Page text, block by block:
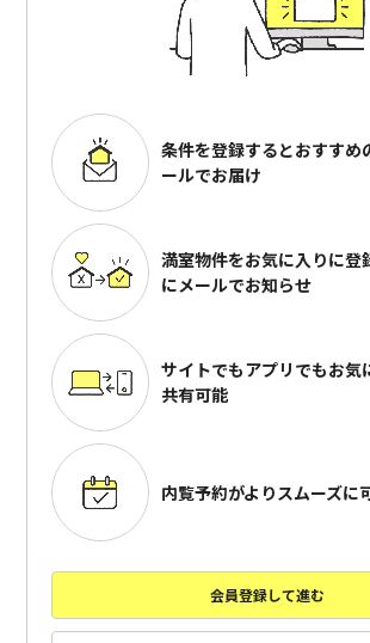
条件を登録するとおすすめ
ールでお届け
満室物件をお気に入りに登
にメールでお知らせ
サイトでもアプリでもお気
共有可能
内覧予約がよりスムーズに
会員登録して進む